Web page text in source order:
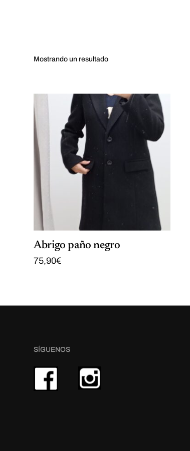
Mostrandoun resultado
Abrigo paño negro
75,90€
SÍGUENOS